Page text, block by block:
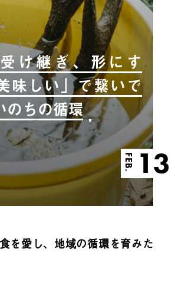
け継ぎ、形にす
味しい」で繋いで
のちの循環
FEB. 13
を愛し、地域の循環を育みた